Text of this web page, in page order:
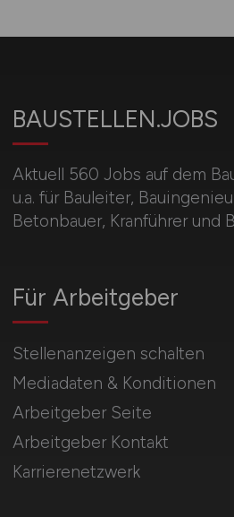
BAUSTELLEN.JOBS
Aktuell 560 Jobs auf dem
u.a. für Bauleiter,
Betonbauer, Kranführer und
Für Arbeitgeber
Stellenanzeigen schalten
Mediadaten & Konditionen
Arbeitgeber Seite
Arbeitgeber Kontakt
Karrierenetzwerk